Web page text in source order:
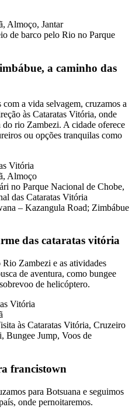
Almoço, Jantar
de barco pelo Rio no Parque
a caminho das
a vida selvagem, cruzamos a
às Cataratas Vitória, onde
do rio Zambezi. A cidade oferece
ou opções tranquilas como
Vitória
Almoço
no Parque Nacional de Chobe,
das Cataratas Vitória
– Kazangula Road; Zimbábue
das cataratas vitória
Zambezi e as atividades
de aventura, como bungee
de helicóptero.
Vitória
às Cataratas Vitória, Cruzeiro
Bungee Jump, Voos de
francistown
para Botsuana e seguimos
onde pernoitaremos.